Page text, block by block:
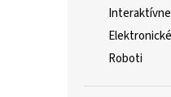
Roboti